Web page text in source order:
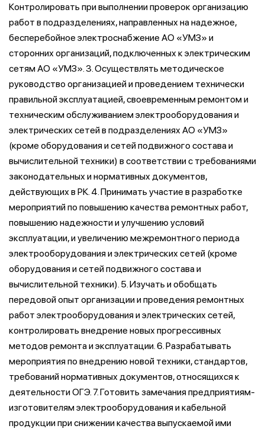
Контролировать при выполнении проверок организацию
работ в подразделениях, направленных на надежное,
бесперебойное электроснабжение АО «УМЗ» и
сторонних организаций, подключенных к электрическим
сетям АО «УМЗ». 3. Осуществлять методическое
руководство организацией и проведением технически
правильной эксплуатацией, своевременным ремонтом и
техническим обслуживанием электрооборудования и
электрических сетей в подразделениях АО «УМЗ»
(кроме оборудования и сетей подвижного состава и
вычислительной техники) в соответствии с требованиями
законодательных и нормативных документов,
действующих в РК. 4. Принимать участие в разработке
мероприятий по повышению качества ремонтных работ,
повышению надежности и улучшению условий
эксплуатации, и увеличению межремонтного периода
электрооборудования и электрических сетей (кроме
оборудования и сетей подвижного состава и
вычислительной техники). 5. Изучать и обобщать
передовой опыт организации и проведения ремонтных
работ электрооборудования и электрических сетей,
контролировать внедрение новых прогрессивных
методов ремонта и эксплуатации. 6. Разрабатывать
мероприятия по внедрению новой техники, стандартов,
требований нормативных документов, относящихся к
деятельности ОГЭ. 7. Готовить замечания предприятиям-
изготовителям электрооборудования и кабельной
продукции при снижении качества выпускаемой ими